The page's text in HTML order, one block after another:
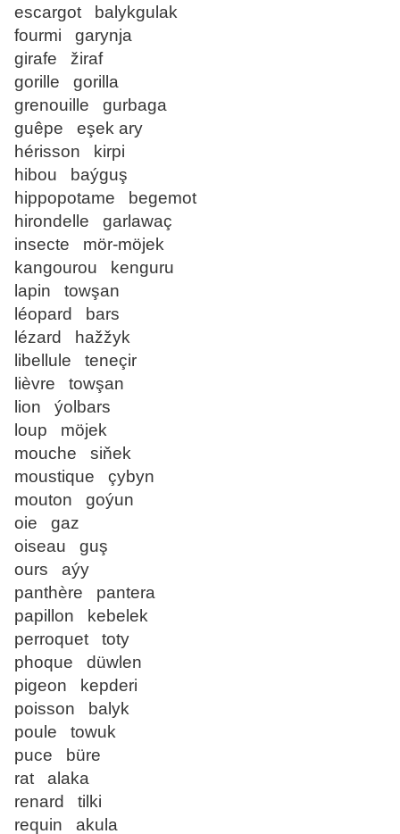
escargot balykgulak
fourmi garynja
girafe žiraf
gorille gorilla
grenouille gurbaga
guêpe eşek ary
hérisson kirpi
hibou baýguş
hippopotame begemot
hirondelle garlawaç
insecte mör-möjek
kangourou kenguru
lapin towşan
léopard bars
lézard hažžyk
libellule teneçir
lièvre towşan
lion ýolbars
loup möjek
mouche siňek
moustique çybyn
mouton goýun
oie gaz
oiseau guş
ours aýy
panthère pantera
papillon kebelek
perroquet toty
phoque düwlen
pigeon kepderi
poisson balyk
poule towuk
puce büre
rat alaka
renard tilki
requin akula